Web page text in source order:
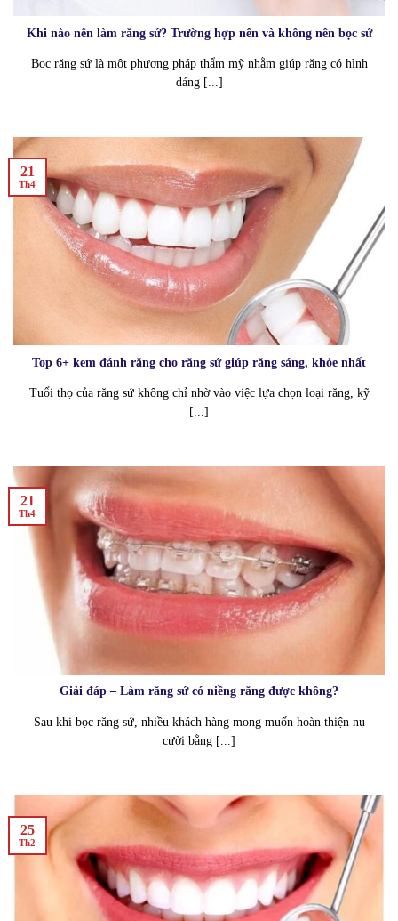
Khi nào nên làm răng sứ? Trường hợp nên và không nên bọc sứ
Bọc răng sứ là một phương pháp thẩm mỹ nhằm giúp răng có hình
dáng [...]
Top 6+ kem đánh răng cho răng sứ giúp răng sáng, khỏe nhất
Tuổi thọ của răng sứ không chỉ nhờ vào việc lựa chọn loại răng, kỹ
[...]
21
Th4
Giải đáp – Làm răng sứ có niềng răng được không?
Sau khi bọc răng sứ, nhiều khách hàng mong muốn hoàn thiện nụ
cười bằng [...]
21
Th4
25
Th2